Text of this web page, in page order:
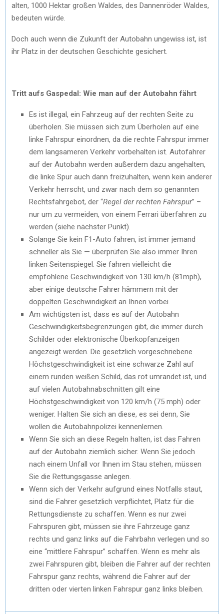
alten, 1000 Hektar großen Waldes, des Dannenröder Waldes,
bedeuten würde.
Doch auch wenn die Zukunft der Autobahn ungewiss ist, ist
ihr Platz in der deutschen Geschichte gesichert.
Tritt aufs Gaspedal: Wie man auf der Autobahn fährt
Es ist illegal, ein Fahrzeug auf der rechten Seite zu
überholen. Sie müssen sich zum Überholen auf eine
linke Fahrspur einordnen, da die rechte Fahrspur immer
dem langsameren Verkehr vorbehalten ist. Autofahrer
auf der Autobahn werden außerdem dazu angehalten,
die linke Spur auch dann freizuhalten, wenn kein anderer
Verkehr herrscht, und zwar nach dem so genannten
Rechtsfahrgebot, der “Regel der rechten Fahrspur” –
nur um zu vermeiden, von einem Ferrari überfahren zu
werden (siehe nächster Punkt).
Solange Sie kein F1-Auto fahren, ist immer jemand
schneller als Sie — überprüfen Sie also immer Ihren
linken Seitenspiegel. Sie fahren vielleicht die
empfohlene Geschwindigkeit von 130 km/h (81mph),
aber einige deutsche Fahrer hämmern mit der
doppelten Geschwindigkeit an Ihnen vorbei.
Am wichtigsten ist, dass es auf der Autobahn
Geschwindigkeitsbegrenzungen gibt, die immer durch
Schilder oder elektronische Überkopfanzeigen
angezeigt werden. Die gesetzlich vorgeschriebene
Höchstgeschwindigkeit ist eine schwarze Zahl auf
einem runden weißen Schild, das rot umrandet ist, und
auf vielen Autobahnabschnitten gilt eine
Höchstgeschwindigkeit von 120 km/h (75 mph) oder
weniger. Halten Sie sich an diese, es sei denn, Sie
wollen die Autobahnpolizei kennenlernen.
Wenn Sie sich an diese Regeln halten, ist das Fahren
auf der Autobahn ziemlich sicher. Wenn Sie jedoch
nach einem Unfall vor Ihnen im Stau stehen, müssen
Sie die Rettungsgasse anlegen.
Wenn sich der Verkehr aufgrund eines Notfalls staut,
sind die Fahrer gesetzlich verpflichtet, Platz für die
Rettungsdienste zu schaffen. Wenn es nur zwei
Fahrspuren gibt, müssen sie ihre Fahrzeuge ganz
rechts und ganz links auf die Fahrbahn verlegen und so
eine “mittlere Fahrspur” schaffen. Wenn es mehr als
zwei Fahrspuren gibt, bleiben die Fahrer auf der rechten
Fahrspur ganz rechts, während die Fahrer auf der
dritten oder vierten linken Fahrspur ganz links bleiben.